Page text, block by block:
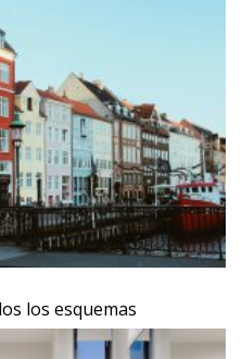
los esquemas